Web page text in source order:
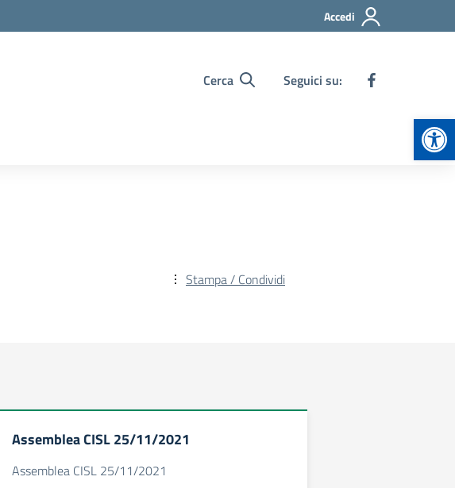
Accedi
Cerca Seguici su:
Stampa / Condividi
Assemblea CISL 25/11/2021
Assemblea CISL 25/11/2021